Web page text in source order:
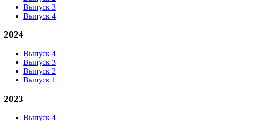
Выпуск 3
Выпуск 4
2024
Выпуск 4
Выпуск 3
Выпуск 2
Выпуск 1
2023
Выпуск 4